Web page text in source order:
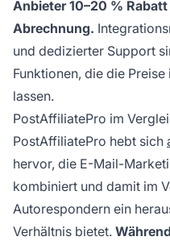
Anbieter 10–20 %
Abrechnung.
und dedizierter Support
Funktionen, die die
lassen.
PostAffiliatePro im
PostAffiliatePro hebt sich
hervor, die E-Mail-
kombiniert und damit im
Autorespondern ein
Verhältnis bietet.